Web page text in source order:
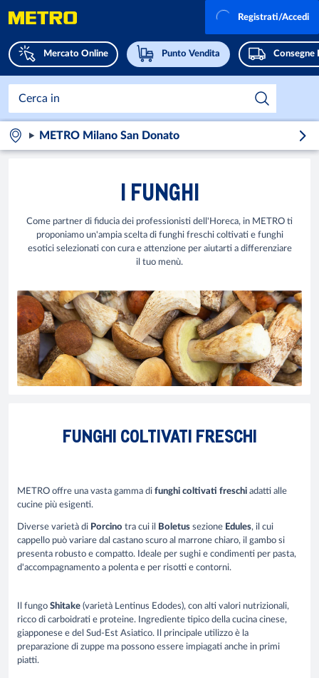
Mercato Online Punto Vendita Consegne
Registrati/Accedi
METRO Milano San Donato
I FUNGHI
Come partner di fiducia dei professionisti dell'Horeca, in METRO ti
proponiamo un'ampia scelta di funghi freschi coltivati e funghi
esotici selezionati con cura e attenzione per aiutarti a differenziare
il tuo menù.
FUNGHI COLTIVATI FRESCHI
METRO offre una vasta gamma di funghi coltivati freschi adatti alle
cucine più esigenti.
Diverse varietà di Porcino tra cui il Boletus sezione Edules, il cui
cappello può variare dal castano scuro al marrone chiaro, il gambo si
presenta robusto e compatto. Ideale per sughi e condimenti per pasta,
d'accompagnamento a polenta e per risotti e contorni.
Il fungo Shitake (varietà Lentinus Edodes), con alti valori nutrizionali,
ricco di carboidrati e proteine. Ingrediente tipico della cucina cinese,
giapponese e del Sud-Est Asiatico. Il principale utilizzo è la
preparazione di zuppe ma possono essere impiagati anche in primi
piatti.